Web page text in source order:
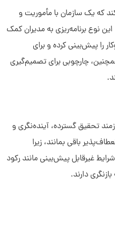
که یک سازمان با مأموریت و
نوع برنامه‌ریزی به مدیران کمک
را پیش‌بینی کرده و برای
چارچوبی برای تصمیم‌‌گیری
تحقیق گسترده، آینده‌‌نگری و
باقی بمانند، زیرا
غیرقابل پیش‌بینی مانند رکود
دارند.